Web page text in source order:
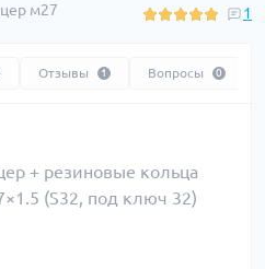
м27 1
Отзывы 1 Вопросы 0